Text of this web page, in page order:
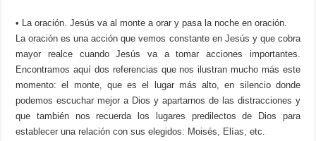
• La oración. Jesús va al monte a orar y pasa la noche en oración.
La oración es una acción que vemos constante en Jesús y que cobra
mayor realce cuando Jesús va a tomar acciones importantes.
Encontramos aquí dos referencias que nos ilustran mucho más este
momento: el monte, que es el lugar más alto, en silencio donde
podemos escuchar mejor a Dios y apartarnos de las distracciones y
que también nos recuerda los lugares predilectos de Dios para
establecer una relación con sus elegidos: Moisés, Elías, etc.